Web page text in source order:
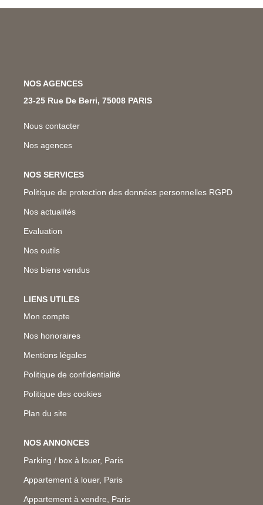
Nos Lettres Trimestrielles
NOS AGENCES
23-25 Rue De Berri, 75008 PARIS
Nous contacter
Nos agences
NOS SERVICES
Politique de protection des données personnelles RGPD
Nos actualités
Evaluation
Nos outils
Nos biens vendus
LIENS UTILES
Mon compte
Nos honoraires
Mentions légales
Politique de confidentialité
Politique des cookies
Plan du site
NOS ANNONCES
Parking / box à louer, Paris
Appartement à louer, Paris
Appartement à vendre, Paris